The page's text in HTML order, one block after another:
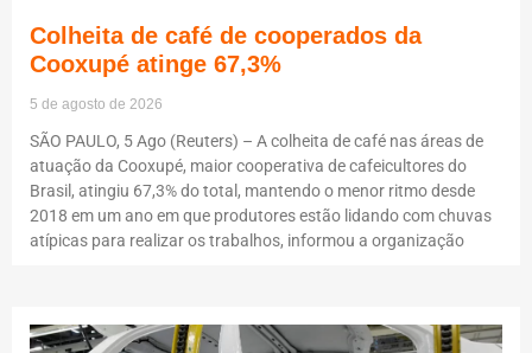
Colheita de café de cooperados da
Cooxupé atinge 67,3%
5 de agosto de 2026
SÃO PAULO, 5 Ago (Reuters) – A colheita de café nas áreas de
atuação da Cooxupé, maior cooperativa de cafeicultores do
Brasil, atingiu 67,3% do total, mantendo o menor ritmo desde
2018 em um ano em que produtores estão lidando com chuvas
atípicas para realizar os trabalhos, informou a organização